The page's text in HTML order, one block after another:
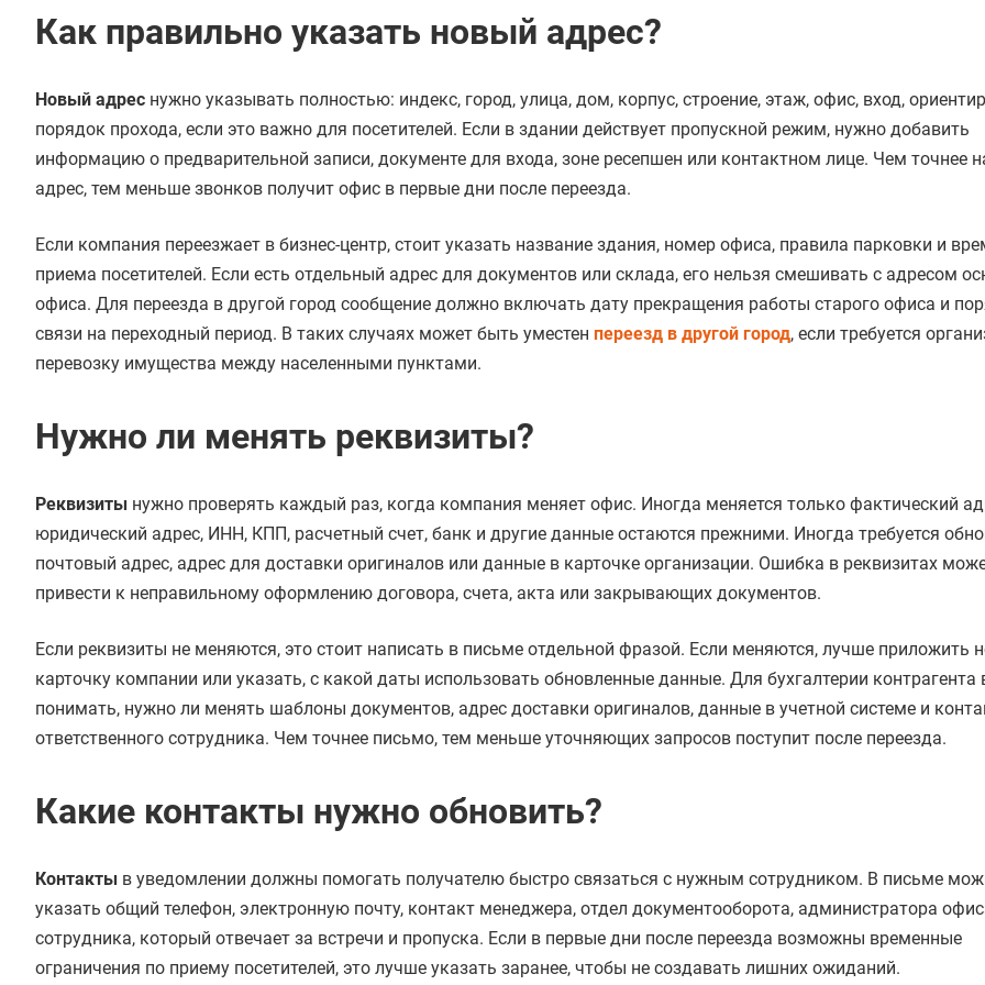
Как правильно указать новый адрес?
Новый адрес нужно указывать полностью: индекс, город, улица, дом, корпус, строение, этаж, офис, вход,
порядок прохода, если это важно для посетителей. Если в здании действует пропускной режим, нужно добавить
информацию о предварительной записи, документе для входа, зоне ресепшен или контактном лице. Чем точнее
адрес, тем меньше звонков получит офис в первые дни после переезда.
Если компания переезжает в бизнес-центр, стоит указать название здания, номер офиса, правила парковки и
приема посетителей. Если есть отдельный адрес для документов или склада, его нельзя смешивать с адресом
офиса. Для переезда в другой город сообщение должно включать дату прекращения работы старого офиса и
связи на переходный период. В таких случаях может быть уместен переезд в другой город, если требуется
перевозку имущества между населенными пунктами.
Нужно ли менять реквизиты?
Реквизиты нужно проверять каждый раз, когда компания меняет офис. Иногда меняется только фактический
юридический адрес, ИНН, КПП, расчетный счет, банк и другие данные остаются прежними. Иногда требуется
почтовый адрес, адрес для доставки оригиналов или данные в карточке организации. Ошибка в реквизитах
привести к неправильному оформлению договора, счета, акта или закрывающих документов.
Если реквизиты не меняются, это стоит написать в письме отдельной фразой. Если меняются, лучше приложить
карточку компании или указать, с какой даты использовать обновленные данные. Для бухгалтерии контрагента
понимать, нужно ли менять шаблоны документов, адрес доставки оригиналов, данные в учетной системе и
ответственного сотрудника. Чем точнее письмо, тем меньше уточняющих запросов поступит после переезда.
Какие контакты нужно обновить?
Контакты в уведомлении должны помогать получателю быстро связаться с нужным сотрудником. В письме
указать общий телефон, электронную почту, контакт менеджера, отдел документооборота, администратора
сотрудника, который отвечает за встречи и пропуска. Если в первые дни после переезда возможны временные
ограничения по приему посетителей, это лучше указать заранее, чтобы не создавать лишних ожиданий.